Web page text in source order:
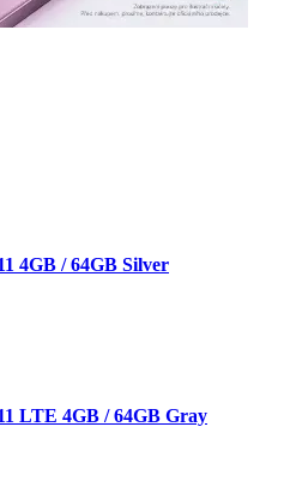
4GB / 64GB Silver
LTE 4GB / 64GB Gray